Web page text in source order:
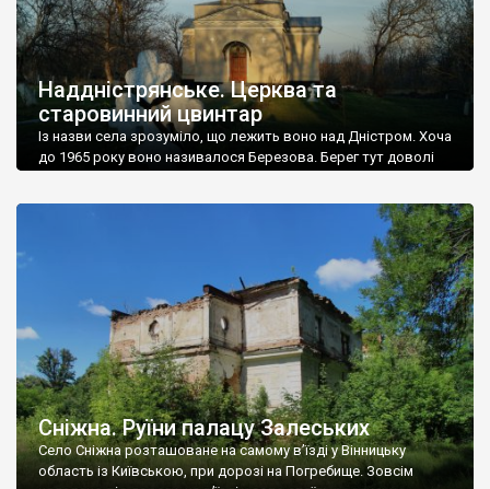
Наддністрянське. Церква та
старовинний цвинтар
Із назви села зрозуміло, що лежить воно над Дністром. Хоча
до 1965 року воно називалося Березова. Берег тут доволі
Наддністрянське відрізняється від більшості навколишніх
сіл. У селі є мурована Михайлівська церква. Точної дати […]
Сніжна. Руїни палацу Залеських
Село Сніжна розташоване на самому в’їзді у Вінницьку
область із Київською, при дорозі на Погребище. Зовсім